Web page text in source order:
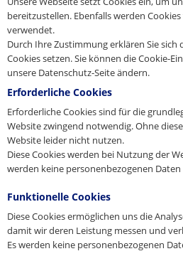
bereitzustellen. Ebenfalls werden
verwendet.
Durch Ihre Zustimmung erklären Sie
Cookies setzen. Sie können die Cookie-
unsere Datenschutz-Seite ändern.
Erforderliche Cookies
Erforderliche Cookies sind für die
Website zwingend notwendig. Ohne
Website leider nicht nutzen.
Diese Cookies werden bei Nutzung der
werden keine personenbezogenen
Funktionelle Cookies
Diese Cookies ermöglichen uns die
damit wir deren Leistung messen und
Es werden keine personenbezogenen